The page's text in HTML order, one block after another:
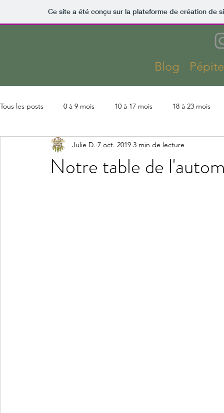
Ce site a été conçu sur la plateforme de création de
Blog
Tous les posts 0 à 9 mois 10 à 17 mois 18 à 23 mois
Lectures Montessori Parentalité
Notre table de
Julie D. 7 oct. 2019 3 min de lecture